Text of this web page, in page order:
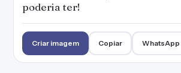
poderia ter!
Criar imagem Copiar WhatsApp